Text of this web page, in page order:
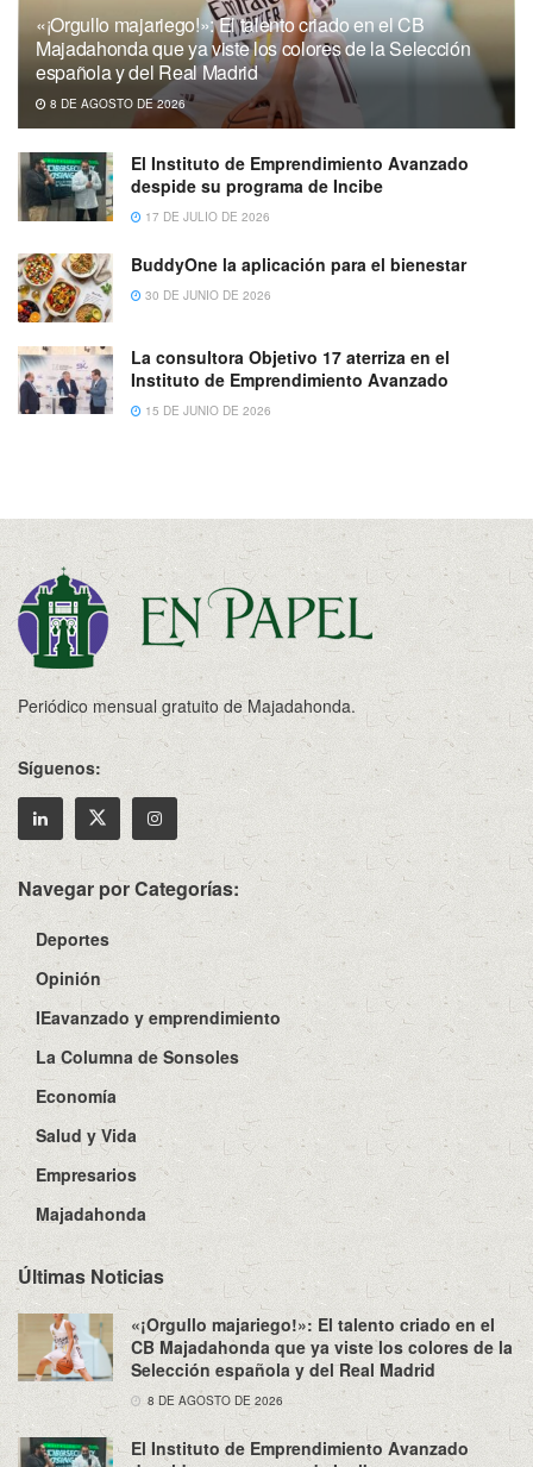
«¡Orgullo majariego!»: El talento criado en el CB
Majadahonda que ya viste los colores de la Selección
española y del Real Madrid
8 DE AGOSTO DE 2026
El Instituto de Emprendimiento Avanzado
despide su programa de Incibe
17 DE JULIO DE 2026
BuddyOne la aplicación para el bienestar
30 DE JUNIO DE 2026
La consultora Objetivo 17 aterriza en el
Instituto de Emprendimiento Avanzado
15 DE JUNIO DE 2026
Periódico mensual gratuito de Majadahonda.
Síguenos:
Navegar por Categorías:
Deportes
Opinión
IEavanzado y emprendimiento
La Columna de Sonsoles
Economía
Salud y Vida
Empresarios
Majadahonda
Últimas Noticias
«¡Orgullo majariego!»: El talento criado en el
CB Majadahonda que ya viste los colores de la
Selección española y del Real Madrid
8 DE AGOSTO DE 2026
El Instituto de Emprendimiento Avanzado